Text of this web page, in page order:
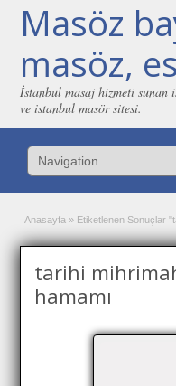
Masöz
masöz,
İstanbul masaj hizmeti sunan
ve istanbul masör sitesi.
Anasayfa » Etiketlenen Sonuçlar
tarihi
hamamı